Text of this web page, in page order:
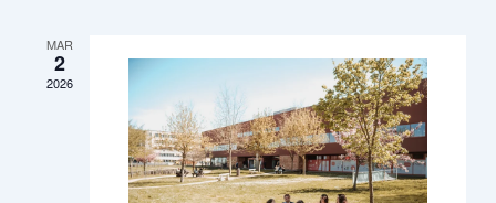
MAR
2
2026